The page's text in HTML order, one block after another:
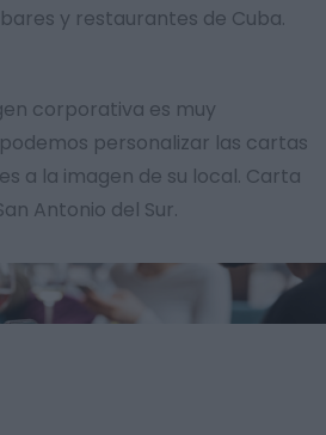
y restaurantes de Cuba.
corporativa es muy
personalizar las cartas
a la imagen de su local. Carta
Antonio del Sur.